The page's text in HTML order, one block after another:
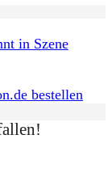
in Szene
bestellen